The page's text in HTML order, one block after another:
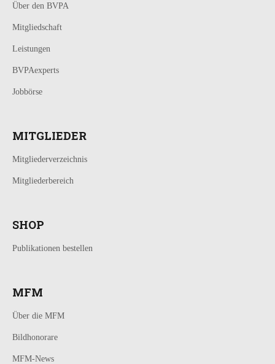
Über den BVPA
Mitgliedschaft
Leistungen
BVPAexperts
Jobbörse
MITGLIEDER
Mitgliederverzeichnis
Mitgliederbereich
SHOP
Publikationen bestellen
MFM
Über die MFM
Bildhonorare
MFM-News